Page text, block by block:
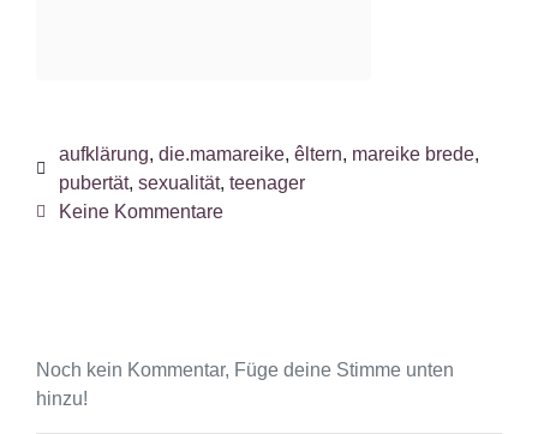
aufklärung, die.mamareike, êltern, mareike brede,
pubertät, sexualität, teenager
Keine Kommentare
Noch kein Kommentar, Füge deine Stimme unten
hinzu!